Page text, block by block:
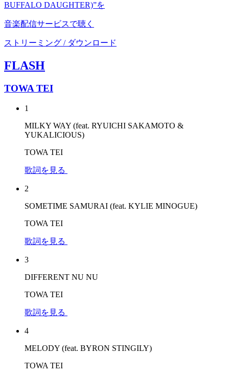
BUFFALO DAUGHTER)”を
音楽配信サービスで聴く
ストリーミング / ダウンロード
FLASH
TOWA TEI
1
MILKY WAY (feat. RYUICHI SAKAMOTO &
YUKALICIOUS)
TOWA TEI
歌詞を見る
2
SOMETIME SAMURAI (feat. KYLIE MINOGUE)
TOWA TEI
歌詞を見る
3
DIFFERENT NU NU
TOWA TEI
歌詞を見る
4
MELODY (feat. BYRON STINGILY)
TOWA TEI